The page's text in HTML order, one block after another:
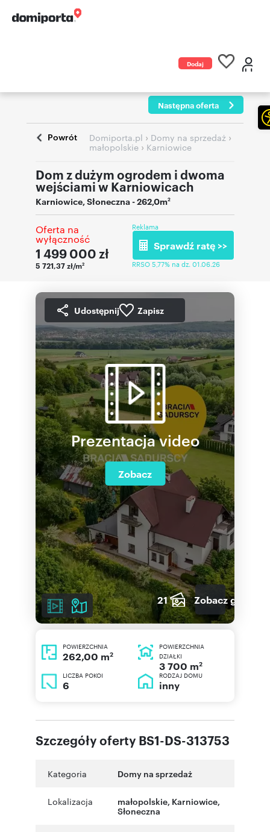
Dodaj
Następna oferta
Powrót Domiporta.pl › Domy na sprzedaż ›
małopolskie › Karniowice
Dom z dużym ogrodem i dwoma
wejściami w Karniowicach
Karniowice,Słoneczna- 262,0m2
Oferta na
wyłączność
1 499 000 zł
5 721,37 zł/m2
Reklama
Sprawdź ratę >>
RRSO 5,77% na dz. 01.06.26
Udostępnij Zapisz
Prezentacja video
Zobacz
21 Zobacz galerię
POWIERZCHNIA
262,00 m2
POWIERZCHNIA
DZIAŁKI
3 700 m2
LICZBA POKOI
6
RODZAJ DOMU
inny
Szczegóły oferty BS1-DS-313753
Kategoria Domy na sprzedaż
Lokalizacja małopolskie, Karniowice,
Słoneczna